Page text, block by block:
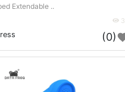
Extendable ..
3
(0)